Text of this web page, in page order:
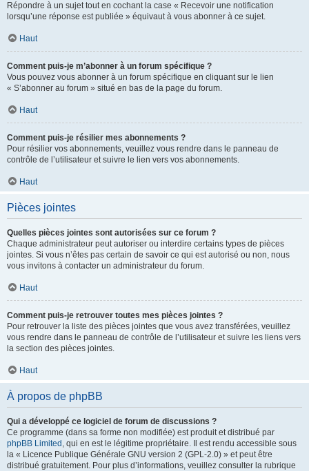
Répondre à un sujet tout en cochant la case « Recevoir une notification
lorsqu’une réponse est publiée » équivaut à vous abonner à ce sujet.
Haut
Comment puis-je m’abonner à un forum spécifique ?
Vous pouvez vous abonner à un forum spécifique en cliquant sur le lien
« S’abonner au forum » situé en bas de la page du forum.
Haut
Comment puis-je résilier mes abonnements ?
Pour résilier vos abonnements, veuillez vous rendre dans le panneau de
contrôle de l’utilisateur et suivre le lien vers vos abonnements.
Haut
Pièces jointes
Quelles pièces jointes sont autorisées sur ce forum ?
Chaque administrateur peut autoriser ou interdire certains types de pièces
jointes. Si vous n’êtes pas certain de savoir ce qui est autorisé ou non, nous
vous invitons à contacter un administrateur du forum.
Haut
Comment puis-je retrouver toutes mes pièces jointes ?
Pour retrouver la liste des pièces jointes que vous avez transférées, veuillez
vous rendre dans le panneau de contrôle de l’utilisateur et suivre les liens vers
la section des pièces jointes.
Haut
À propos de phpBB
Qui a développé ce logiciel de forum de discussions ?
Ce programme (dans sa forme non modifiée) est produit et distribué par
phpBB Limited , qui en est le légitime propriétaire. Il est rendu accessible sous
la « Licence Publique Générale GNU version 2 (GPL-2.0) » et peut être
distribué gratuitement. Pour plus d’informations, veuillez consulter la rubrique